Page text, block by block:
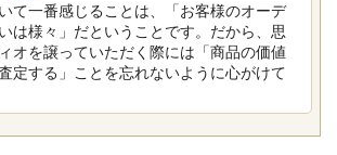
て一番感じることは、「お客様のオーデ
は様々」だということです。だから、思
オを譲っていただく際には「商品の価値
定する」ことを忘れないように心がけて